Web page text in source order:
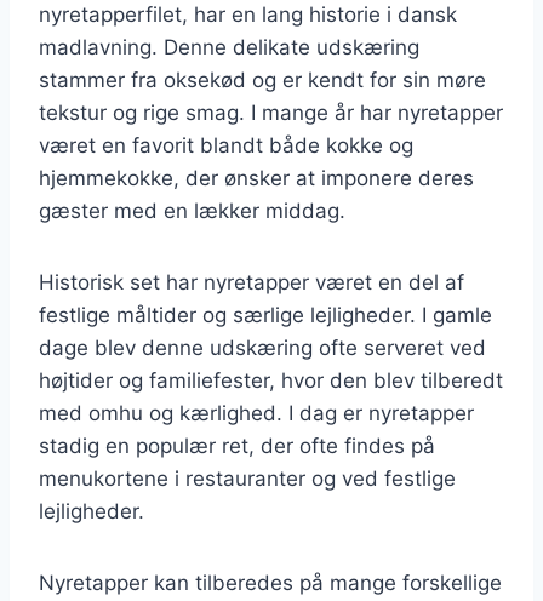
nyretapperfilet, har en lang historie i dansk
madlavning. Denne delikate udskæring
stammer fra oksekød og er kendt for sin møre
tekstur og rige smag. I mange år har nyretapper
været en favorit blandt både kokke og
hjemmekokke, der ønsker at imponere deres
gæster med en lækker middag.
Historisk set har nyretapper været en del af
festlige måltider og særlige lejligheder. I gamle
dage blev denne udskæring ofte serveret ved
højtider og familiefester, hvor den blev tilberedt
med omhu og kærlighed. I dag er nyretapper
stadig en populær ret, der ofte findes på
menukortene i restauranter og ved festlige
lejligheder.
Nyretapper kan tilberedes på mange forskellige